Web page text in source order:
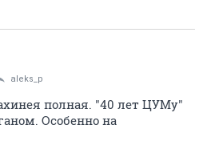
aleks_p
полная. "40 лет ЦУМу"
Особенно на